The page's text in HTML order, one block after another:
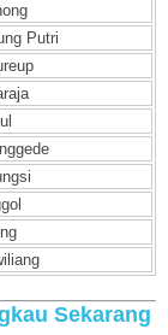
Putri
Sekarang